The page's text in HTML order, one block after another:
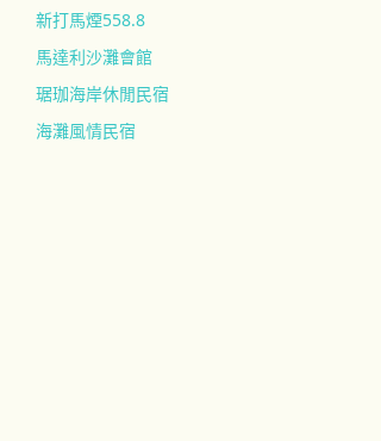
新打馬煙558.8
馬達利沙灘會館
琚珈海岸休閒民宿
海灘風情民宿